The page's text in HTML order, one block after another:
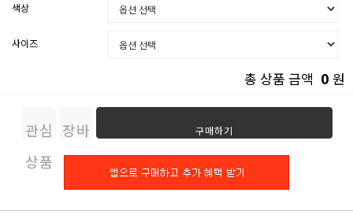
색상
사이즈
총 상품 금액 0 원
관심
상품
장바
구니
구매하기